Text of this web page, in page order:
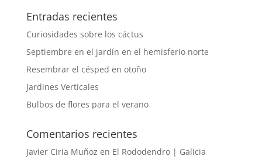
Entradas recientes
Curiosidades sobre los cáctus
Septiembre en el jardín en el hemisferio norte
Resembrar el césped en otoño
Jardines Verticales
Bulbos de flores para el verano
Comentarios recientes
Javier Ciria Muñoz en El Rododendro | Galicia